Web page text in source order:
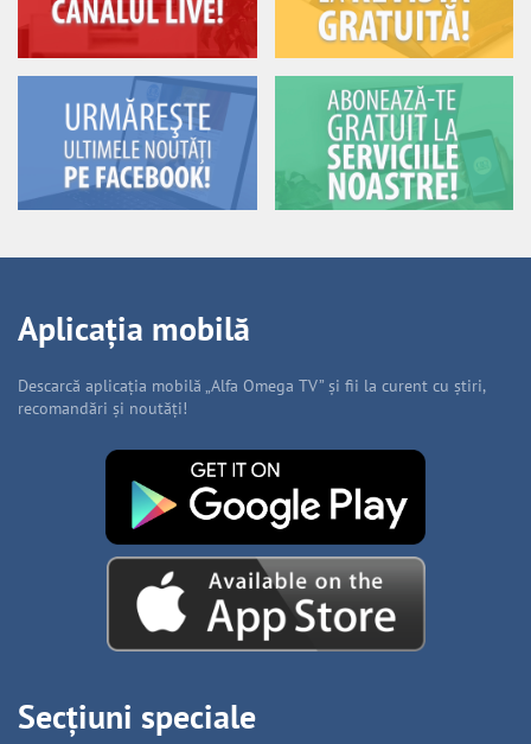
Aplicația mobilă
Descarcă aplicația mobilă „Alfa Omega TV” și fii la curent cu știri,
recomandări și noutăți!
Secțiuni speciale